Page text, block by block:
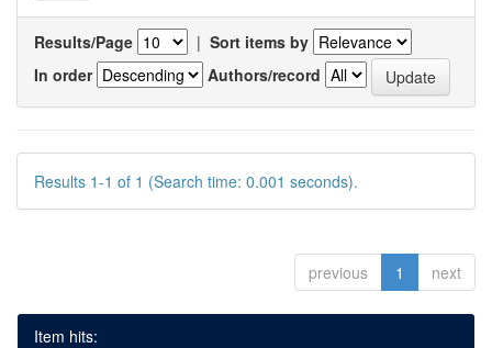
Results/Page | Sort items by
In order
Authors/record
Results 1-1 of 1 (Search time: 0.001 seconds).
previous 1 next
Item hits: